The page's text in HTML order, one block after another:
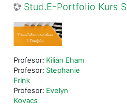
Stud.E-Portfolio Kurs
Profesor: Kilian Eham
Profesor: Stephanie
Frink
Profesor: Evelyn
Kovacs